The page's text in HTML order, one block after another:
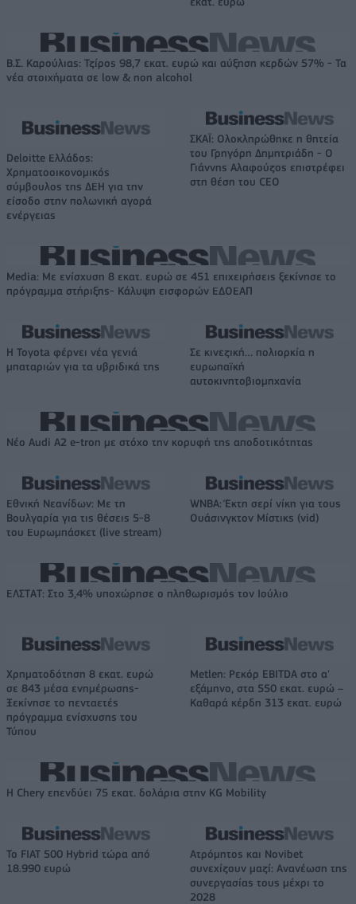
Β.Σ. Καρούλιας: Τζίρος 98,7 εκατ. ευρώ και αύξηση κερδών 57% - Τα
νέα στοιχήματα σε low & non alcohol
Deloitte Ελλάδος:
Χρηματοοικονομικός
σύμβουλος της ΔΕΗ για την
είσοδο στην πολωνική αγορά
ενέργειας
ΣΚΑΪ: Ολοκληρώθηκε η θητεία
του Γρηγόρη Δημητριάδη - Ο
Γιάννης Αλαφούζος επιστρέφει
στη θέση του CEO
Media: Με ενίσχυση 8 εκατ. ευρώ σε 451 επιχειρήσεις ξεκίνησε το
πρόγραμμα στήριξης- Κάλυψη εισφορών ΕΔΟΕΑΠ
Η Toyota φέρνει νέα γενιά
μπαταριών για τα υβριδικά της
Σε κινεζική… πολιορκία η
ευρωπαϊκή
αυτοκινητοβιομηχανία
Νέο Audi A2 e-tron με στόχο την κορυφή της αποδοτικότητας
Εθνική Νεανίδων: Με τη
Βουλγαρία για τις θέσεις 5-8
του Ευρωμπάσκετ (live stream)
WNBA: Έκτη σερί νίκη για τους
Ουάσινγκτον Μίστικς (vid)
ΕΛΣΤΑΤ: Στο 3,4% υποχώρησε ο πληθωρισμός τον Ιούλιο
Χρηματοδότηση 8 εκατ. ευρώ
σε 843 μέσα ενημέρωσης-
Ξεκίνησε το πενταετές
πρόγραμμα ενίσχυσης του
Τύπου
Metlen: Ρεκόρ EBITDA στο α'
εξάμηνο, στα 550 εκατ. ευρώ –
Καθαρά κέρδη 313 εκατ. ευρώ
Η Chery επενδύει 75 εκατ. δολάρια στην KG Mobility
Το FIAT 500 Hybrid τώρα από
18.990 ευρώ
Ατρόμητος και Novibet
συνεχίζουν μαζί: Ανανέωση της
συνεργασίας τους μέχρι το
2028